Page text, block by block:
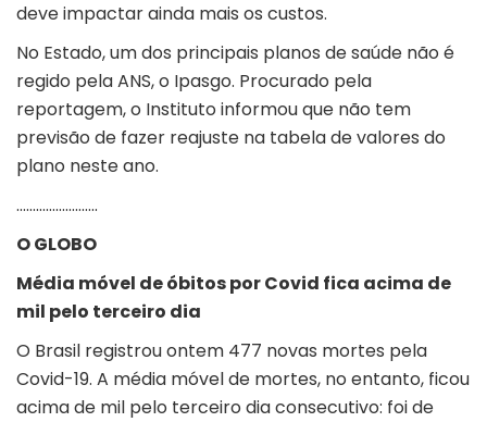
deve impactar ainda mais os custos.
No Estado, um dos principais planos de saúde não é
regido pela ANS, o Ipasgo. Procurado pela
reportagem, o Instituto informou que não tem
previsão de fazer reajuste na tabela de valores do
plano neste ano.
…………………….
O GLOBO
Média móvel de óbitos por Covid fica acima de
mil pelo terceiro dia
O Brasil registrou ontem 477 novas mortes pela
Covid-19. A média móvel de mortes, no entanto, ficou
acima de mil pelo terceiro dia consecutivo: foi de